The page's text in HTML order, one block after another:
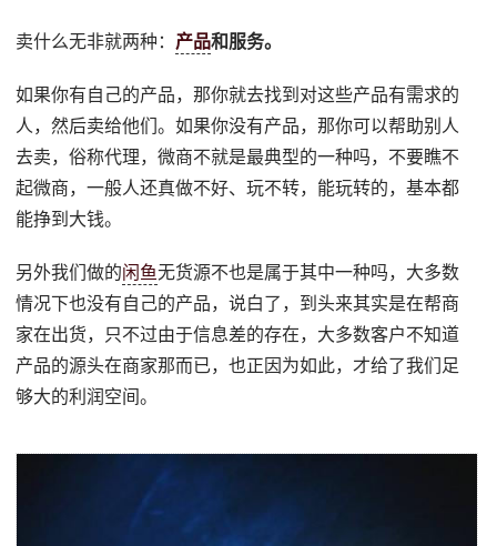
卖什么无非就两种： 产品和服务。
如果你有自己的产品，那你就去找到对这些产品有需求的
人，然后卖给他们。如果你没有产品，那你可以帮助别人
去卖，俗称代理，微商不就是最典型的一种吗，不要瞧不
起微商，一般人还真做不好、玩不转，能玩转的，基本都
能挣到大钱。
另外我们做的闲鱼无货源不也是属于其中一种吗，大多数
情况下也没有自己的产品，说白了，到头来其实是在帮商
家在出货，只不过由于信息差的存在，大多数客户不知道
产品的源头在商家那而已，也正因为如此，才给了我们足
够大的利润空间。